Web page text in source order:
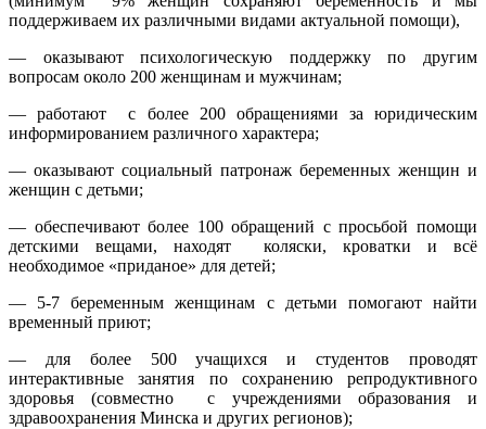
поддерживаем их различными видами актуальной помощи),
— оказывают психологическую поддержку по другим
вопросам около 200 женщинам и мужчинам;
— работают с более 200 обращениями за юридическим
информированием различного характера;
— оказывают социальный патронаж беременных женщин и
женщин с детьми;
— обеспечивают более 100 обращений с просьбой помощи
детскими вещами, находят коляски, кроватки и всё
необходимое «приданое» для детей;
— 5-7 беременным женщинам с детьми помогают найти
временный приют;
— для более 500 учащихся и студентов проводят
интерактивные занятия по сохранению репродуктивного
здоровья (совместно с учреждениями образования и
здравоохранения Минска и других регионов);